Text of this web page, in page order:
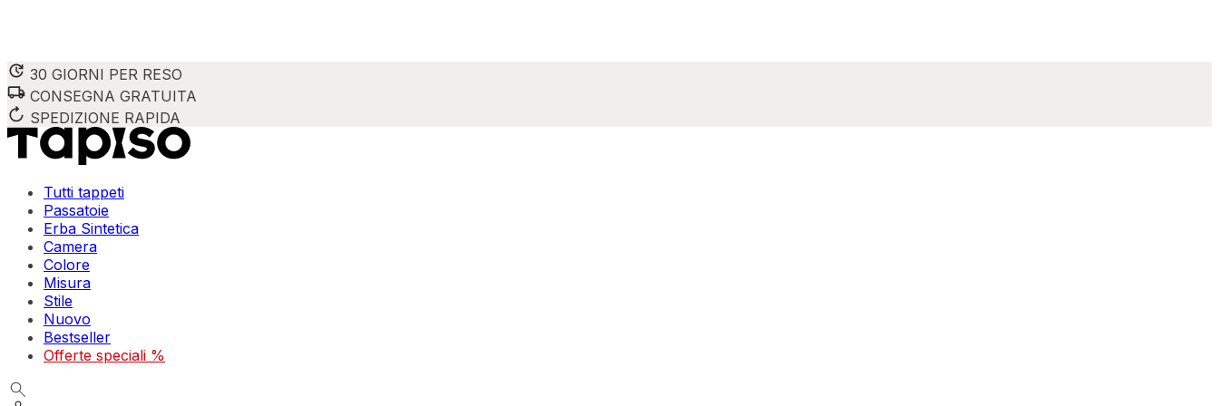
30 GIORNI PER RESO
CONSEGNA GRATUITA
SPEDIZIONE RAPIDA
Tutti tappeti
Passatoie
Erba Sintetica
Camera
Colore
Misura
Stile
Nuovo
Bestseller
Offerte speciali %